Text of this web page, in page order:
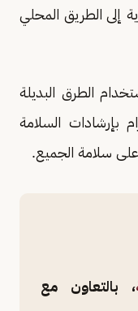
إلى الطريق المحلي
الطرق البديلة
بإرشادات السلامة
على سلامة الجميع.
، بالتعاون مع